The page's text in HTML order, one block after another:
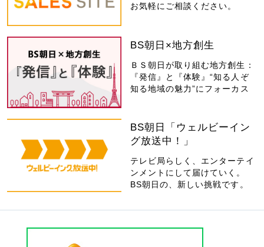
お気軽にご相談ください。
BS朝日×地方創生
ＢＳ朝日が取り組む地方創生：
『発信』と『体験』“知る人ぞ
知る地域の魅力”にフォーカス
BS朝日「ウェルビーイン
グ放送中！」
テレビ局らしく、エンターテイ
ンメントにして届けていく。
BS朝日の、新しい挑戦です。